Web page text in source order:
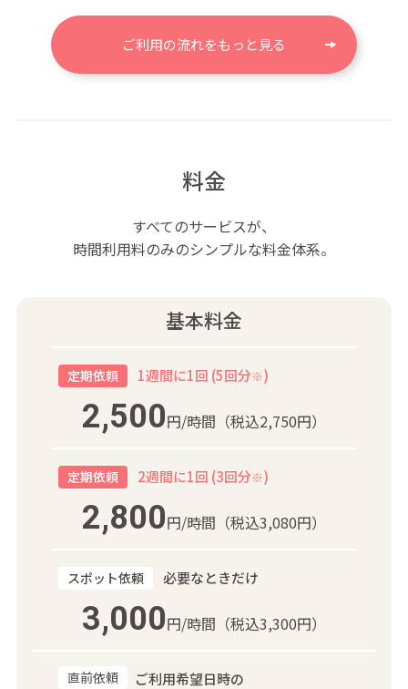
ご利用の流れをもっと見る
料金
すべてのサービスが、
時間利用料のみのシンプルな料金体系。
基本料金
定期依頼 1週間に1回 (5回分※)
2,500円/時間 （税込2,750円）
定期依頼 2週間に1回 (3回分※)
2,800円/時間 （税込3,080円）
スポット依頼 必要なときだけ
3,000円/時間 （税込3,300円）
直前依頼
ご利用希望日時の